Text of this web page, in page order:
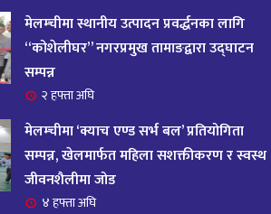
भदौ १६ गते सोमबारको राशिफल
: २०८२ भदौ १२ गते बिहीवार, २८
– २०८२ साल भाद्र १० गते, मंगलबार
मेलम्चीमा स्थानीय उत्पादन प्रवर्द्धनका लागि
“कोशेलीघर” नगरप्रमुख तामाङद्वारा उद्घाटन
सम्पन्न
२ हफ्ता अघि
मेलम्चीमा ‘क्याच एण्ड सर्भ बल’ प्रतियोगिता
सम्पन्न, खेलमार्फत महिला सशक्तीकरण र स्वस्थ
जीवनशैलीमा जोड
४ हफ्ता अघि